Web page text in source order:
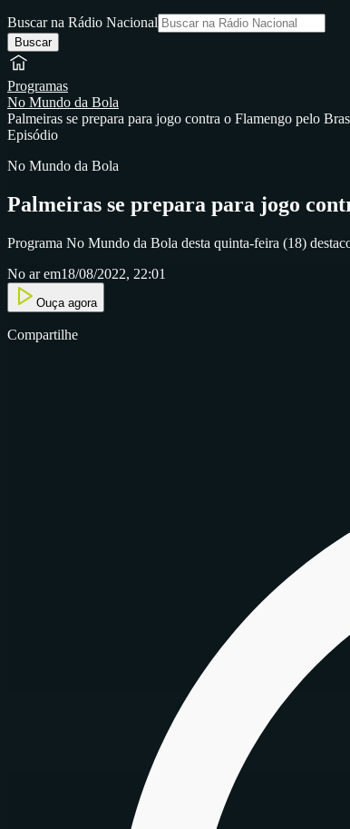
Buscar na Rádio Nacional
Buscar
Programas
No Mundo da Bola
Palmeiras se prepara para jogo contra o Flamengo pelo
Episódio
No Mundo da Bola
Palmeiras se prepara para jogo
Programa No Mundo da Bola desta quinta-feira (18)
No ar em18/08/2022, 22:01
Ouça agora
Compartilhe